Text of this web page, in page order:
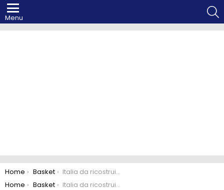
Menu
You are here:
Home Basket
Italia da ricostruire: dalla scelta del ct al lancio dei giovani
You are here:
Home Basket Italia da ricostruire: dalla scelta del ct al lancio dei giovani